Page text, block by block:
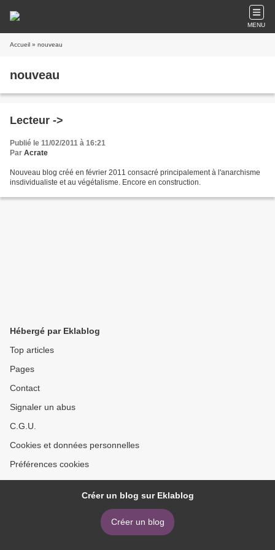
MENU
Accueil » nouveau
nouveau
Lecteur ->
Publié le 11/02/2011 à 16:21
Par Acrate
Nouveau blog créé en février 2011 consacré principalement à l'anarchisme
insdividualiste et au végétalisme. Encore en construction.
Hébergé par Eklablog
Top articles
Pages
Contact
Signaler un abus
C.G.U.
Cookies et données personnelles
Préférences cookies
Créer un blog sur Eklablog
Créer un blog